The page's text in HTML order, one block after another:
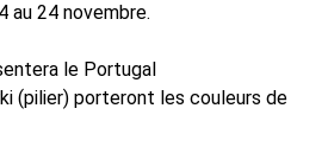
au 24 novembre.
le Portugal
(pilier) porteront les couleurs de